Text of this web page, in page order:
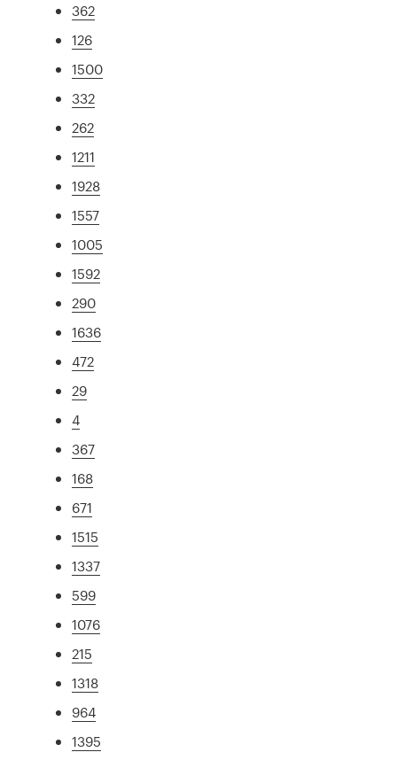
362
126
1500
332
262
1211
1928
1557
1005
1592
290
1636
472
29
4
367
168
671
1515
1337
599
1076
215
1318
964
1395